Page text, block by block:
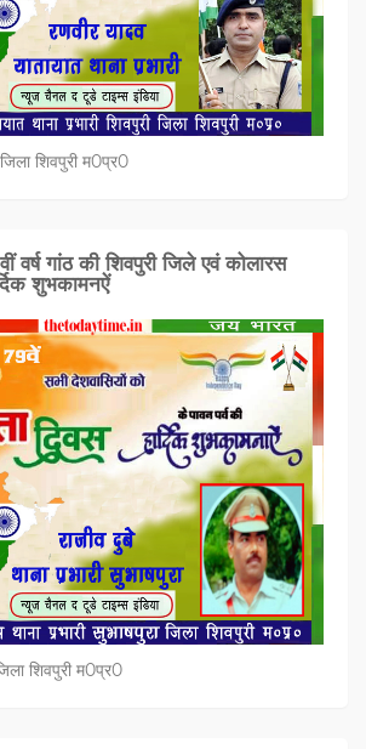
जिला शिवपुरी म0प्र0
वर्ष गांठ की शिवपुरी जिले एवं कोलारस
शुभकामनऐं
शिवपुरी म0प्र0